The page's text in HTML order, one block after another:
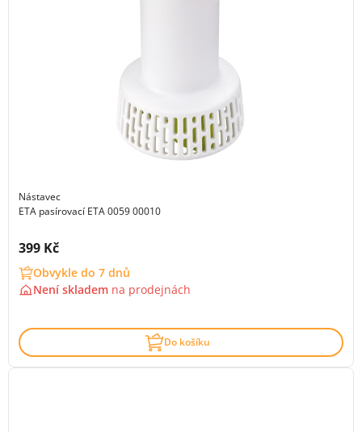
Nástavec
ETA pasírovací ETA 0059 00010
Cena s DPH:
399 Kč
Obvykle do 7 dnů
Není skladem na prodejnách
Do košíku